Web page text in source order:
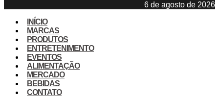
6 de agosto de 2026
INÍCIO
MARCAS
PRODUTOS
ENTRETENIMENTO
EVENTOS
ALIMENTAÇÃO
MERCADO
BEBIDAS
CONTATO